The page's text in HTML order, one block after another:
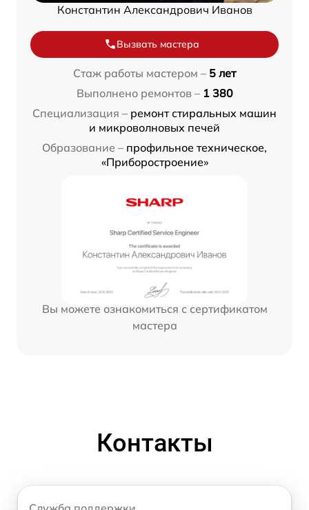
Константин Александрович Иванов
Вызвать мастера
Стаж работы мастером – 5 лет
Выполнено ремонтов – 1 380
Специализация – ремонт стиральных машин
и микроволновых печей
Образование – профильное техническое,
«Приборостроение»
Вы можете ознакомиться с сертификатом
мастера
Контакты